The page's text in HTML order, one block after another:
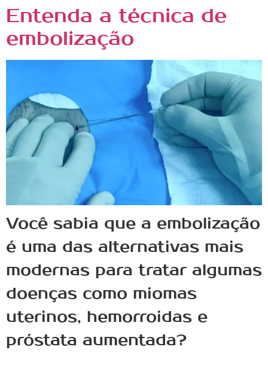
Entenda a técnica de
embolização
Você sabia que a embolização
é uma das alternativas mais
modernas para tratar algumas
doenças como miomas
uterinos, hemorroidas e
próstata aumentada?